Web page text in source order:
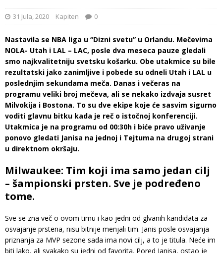
31 Jula, 2020 Kapiten 0
Nastavila se NBA liga u “Dizni svetu” u Orlandu. Mečevima
NOLA- Utah i LAL – LAC, posle dva meseca pauze gledali
smo najkvalitetniju svetsku košarku. Obe utakmice su bile
rezultatski jako zanimljive i pobede su odneli Utah i LAL u
poslednjim sekundama meča. Danas i večeras na
programu veliki broj mečeva, ali se nekako izdvaja susret
Milvokija i Bostona. To su dve ekipe koje će sasvim sigurno
voditi glavnu bitku kada je reč o istočnoj konferenciji.
Utakmica je na programu od 00:30h i biće pravo uživanje
ponovo gledati Janisa na jednoj i Tejtuma na drugoj strani
u direktnom okršaju.
Milwaukee: Tim koji ima samo jedan cilj
– šampionski prsten. Sve je podređeno
tome.
Sve se zna več o ovom timu i kao jedni od glvanih kandidata za
osvajanje prstena, nisu bitnije menjali tim. Janis posle osvajanja
priznanja za MVP sezone sada ima novi cilj, a to je titula. Neće im
biti lako, ali svakako su jedni od favorita. Pored Janisa, ostao je